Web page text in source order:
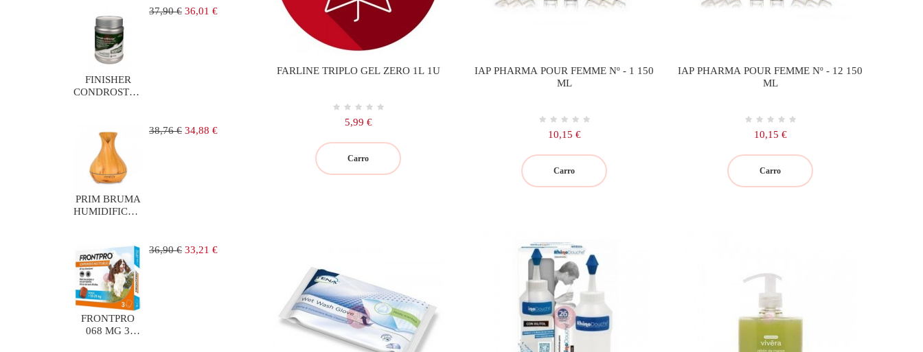
FINISHER
CONDROSTOP
Precio
37,90 € Precio
36,01 €
PRIM BRUMA
HUMIDIFICADOR
Precio
38,76 € Precio
34,88 €
FRONTPRO
068 MG 3
Precio
36,90 € Precio
33,21 €
FARLINE TRIPLO GEL ZERO 1L 1U
Precio
5,99 €
Carro
IAP PHARMA POUR FEMME Nº - 1 150
ML
Precio
10,15 €
Carro
IAP PHARMA POUR FEMME Nº - 12 150
ML
Precio
10,15 €
Carro